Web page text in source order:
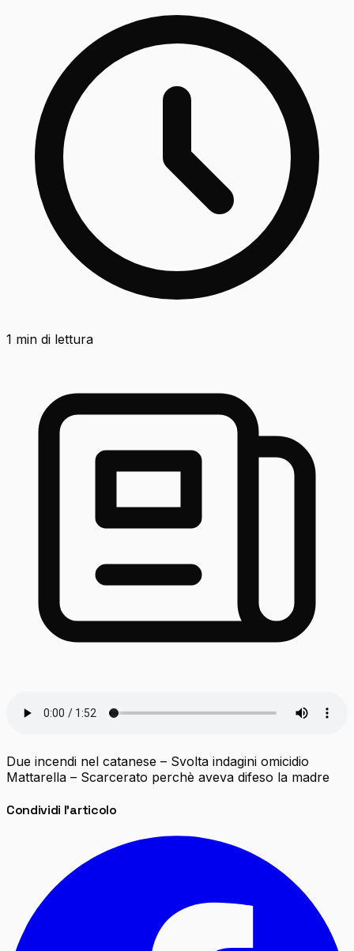
1 min di lettura
Due incendi nel catanese – Svolta indagini omicidio
Mattarella – Scarcerato perchè aveva difeso la madre
Condividi l'articolo